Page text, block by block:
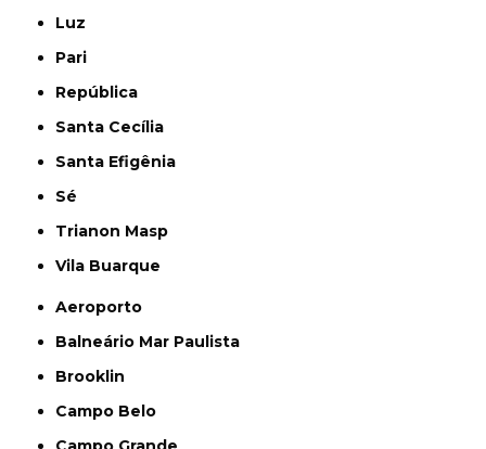
Luz
Pari
República
Santa Cecília
Santa Efigênia
Sé
Trianon Masp
Vila Buarque
Aeroporto
Balneário Mar Paulista
Brooklin
Campo Belo